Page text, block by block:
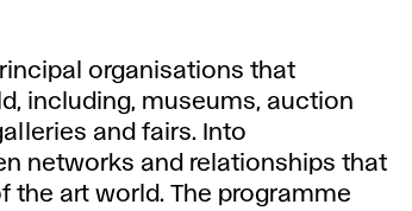
organisations that
including, museums, auction
and fairs. Into
networks and relationships that
the art world. The programme